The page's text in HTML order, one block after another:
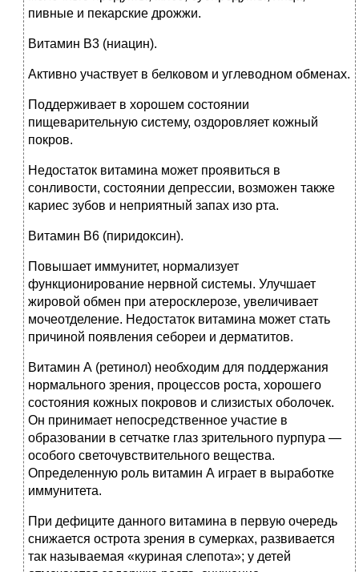
пивные и пекарские дрожжи.
Витамин В3 (ниацин).
Активно участвует в белковом и углеводном обменах.
Поддерживает в хорошем состоянии
пищеварительную систему, оздоровляет кожный
покров.
Недостаток витамина может проявиться в
сонливости, состоянии депрессии, возможен также
кариес зубов и неприятный запах изо рта.
Витамин В6 (пиридоксин).
Повышает иммунитет, нормализует
функционирование нервной системы. Улучшает
жировой обмен при атеросклерозе, увеличивает
мочеотделение. Недостаток витамина может стать
причиной появления себореи и дерматитов.
Витамин А (ретинол) необходим для поддержания
нормального зрения, процессов роста, хорошего
состояния кожных покровов и слизистых оболочек.
Он принимает непосредственное участие в
образовании в сетчатке глаз зрительного пурпура —
особого светочувствительного вещества.
Определенную роль витамин А играет в выработке
иммунитета.
При дефиците данного витамина в первую очередь
снижается острота зрения в сумерках, развивается
так называемая «куриная слепота»; у детей